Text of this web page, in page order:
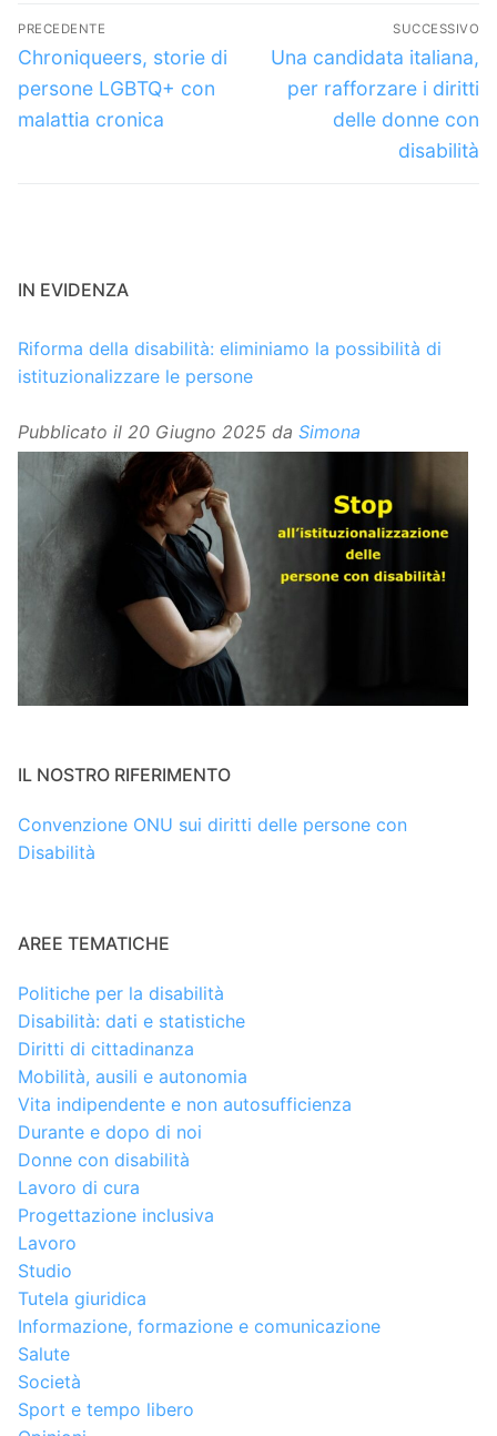
Navigazione
articoli
PRECEDENTE
Articolo
precedente:
Chroniqueers, storie di
persone LGBTQ+ con
malattia cronica
SUCCESSIVO
Articolo
successivo:
Una candidata italiana,
per rafforzare i diritti
delle donne con
disabilità
IN EVIDENZA
Riforma della disabilità: eliminiamo la possibilità di
istituzionalizzare le persone
Pubblicato il 20 Giugno 2025 da Simona
IL NOSTRO RIFERIMENTO
Convenzione ONU sui diritti delle persone con
Disabilità
AREE TEMATICHE
Politiche per la disabilità
Disabilità: dati e statistiche
Diritti di cittadinanza
Mobilità, ausili e autonomia
Vita indipendente e non autosufficienza
Durante e dopo di noi
Donne con disabilità
Lavoro di cura
Progettazione inclusiva
Lavoro
Studio
Tutela giuridica
Informazione, formazione e comunicazione
Salute
Società
Sport e tempo libero